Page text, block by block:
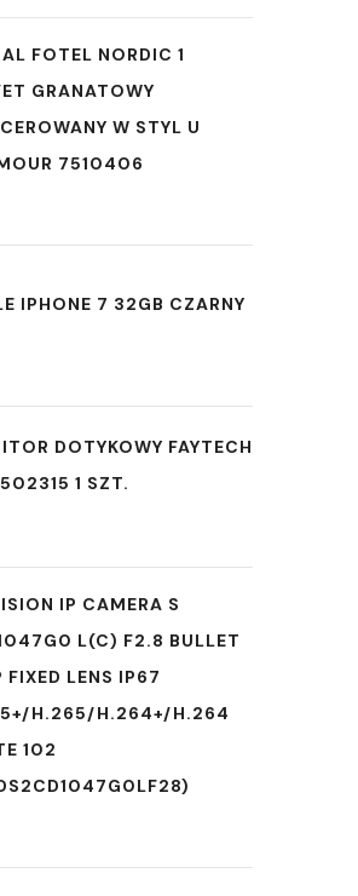
FOTEL NORDIC 1
GRANATOWY
W STYL U
7510406
IPHONE 7 32GB CZARNY
DOTYKOWY FAYTECH
1 SZT.
IP CAMERA S
L(C) F2.8 BULLET
FIXED LENS IP67
H.265/H.264+/H.264
102